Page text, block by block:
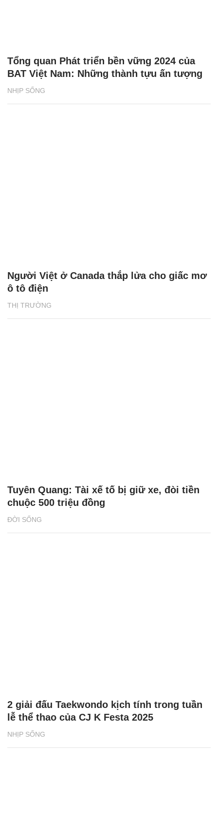
NHỊP SỐNG
Tổng quan Phát triển bền vững 2024 của
BAT Việt Nam: Những thành tựu ấn tượng
THỊ TRƯỜNG
Người Việt ở Canada thắp lửa cho giấc mơ
ô tô điện
ĐỜI SỐNG
Tuyên Quang: Tài xế tố bị giữ xe, đòi tiền
chuộc 500 triệu đồng
NHỊP SỐNG
2 giải đấu Taekwondo kịch tính trong tuần
lễ thể thao của CJ K Festa 2025